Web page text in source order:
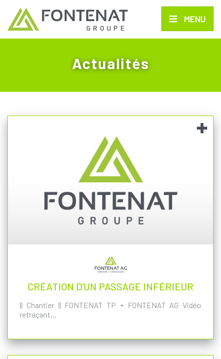
MENU
Actualités
CRÉATION D’UN PASSAGE INFÉRIEUR
|| Chantier || FONTENAT TP + FONTENAT AG Vidéo
retraçant…